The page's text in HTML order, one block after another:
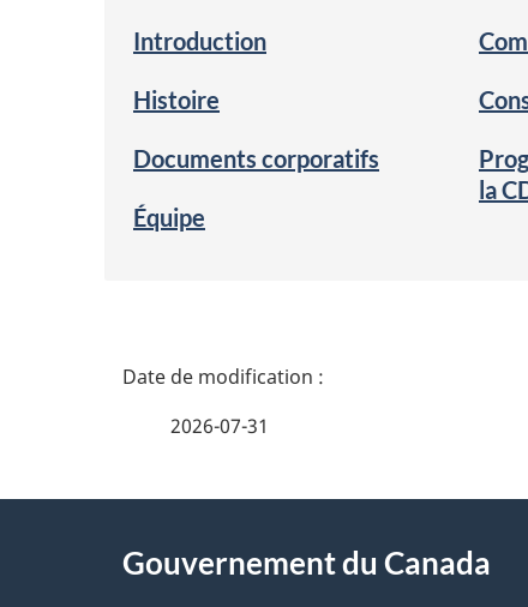
Introduction
Histoire
Documents corporatifs
Équipe
la
D
a
i
2026-07-31
Gouvernement du Canada